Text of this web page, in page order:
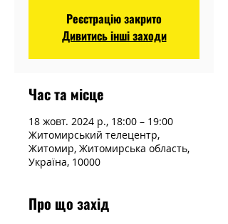
Реєстрацію закрито
Дивитись інші заходи
Час та місце
18 жовт. 2024 р., 18:00 – 19:00
Житомирський телецентр,
Житомир, Житомирська область,
Україна, 10000
Про що захід